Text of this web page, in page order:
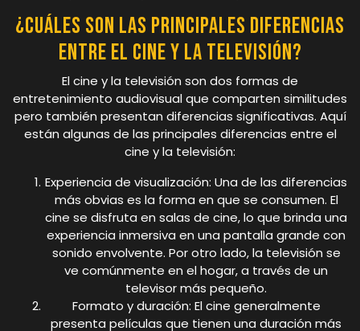
¿Cuáles son las principales diferencias
entre el cine y la televisión?
El cine y la televisión son dos formas de
entretenimiento audiovisual que comparten similitudes
pero también presentan diferencias significativas. Aquí
están algunas de las principales diferencias entre el
cine y la televisión:
Experiencia de visualización: Una de las diferencias
más obvias es la forma en que se consumen. El
cine se disfruta en salas de cine, lo que brinda una
experiencia inmersiva en una pantalla grande con
sonido envolvente. Por otro lado, la televisión se
ve comúnmente en el hogar, a través de un
televisor más pequeño.
Formato y duración: El cine generalmente
presenta películas que tienen una duración más